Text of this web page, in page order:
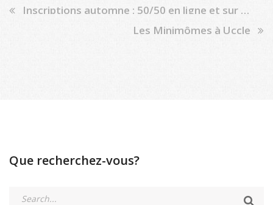
Inscriptions automne : 50/50 en ligne et sur place
Les Minimômes à Uccle
Que recherchez-vous?